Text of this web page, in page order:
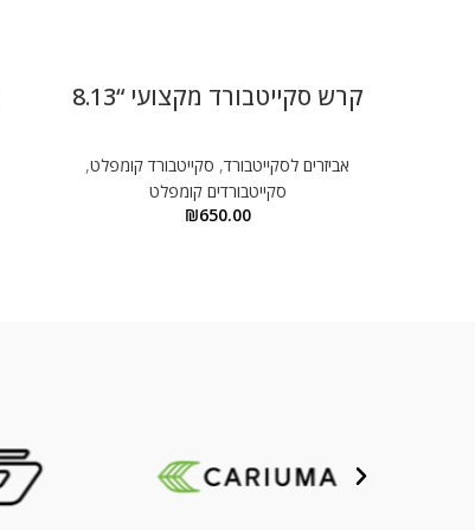
קרש סקייטבורד מקצועי “8.13
אביזרים לסקייטבורד, סקייטבורד קומפלט,
סקייטבורדים קומפלט
₪650.00